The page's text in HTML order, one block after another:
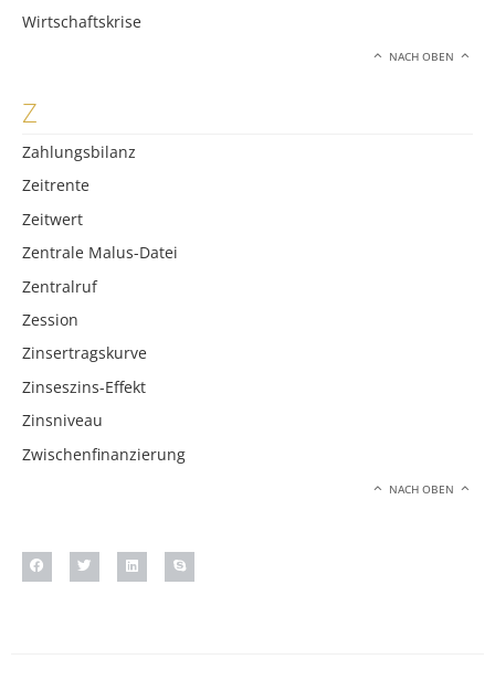
Wirtschaftskrise
NACH OBEN
Z
Zahlungsbilanz
Zeitrente
Zeitwert
Zentrale Malus-Datei
Zentralruf
Zession
Zinsertragskurve
Zinseszins-Effekt
Zinsniveau
Zwischenfinanzierung
NACH OBEN